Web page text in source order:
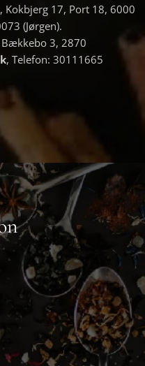
Kokbjerg 17, Port 18, 6000
(Jørgen).
Bækkebo 3, 2870
, Telefon: 30111665